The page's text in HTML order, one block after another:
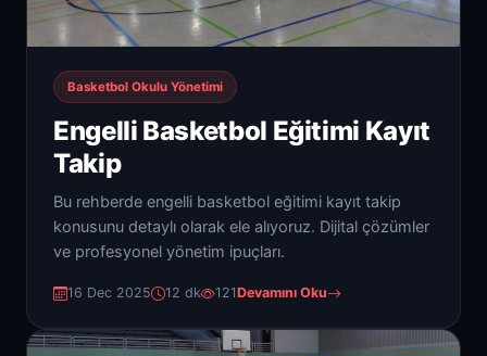
Basketbol Okulu Yönetimi
Engelli Basketbol Eğitimi Kayıt
Takip
Bu rehberde engelli basketbol eğitimi kayıt takip
konusunu detaylı olarak ele alıyoruz. Dijital çözümler
ve profesyonel yönetim ipuçları.
16 Dec 2025 12 dk 121Devamını Oku